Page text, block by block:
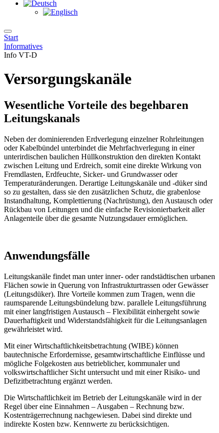
Start
Informatives
Info VT-D
Versorgungs­kanäle
Wesentliche Vorteile des begehbaren
Leitungskanals
Neben der dominierenden Erdverlegung einzelner Rohrleitungen
oder Kabelbündel unterbindet die Mehrfachverlegung in einer
unterirdischen baulichen Hüllkonstruktion den direkten Kontakt
zwischen Leitung und Erdreich, somit eine direkte Wirkung von
Fremdlasten, Erdfeuchte, Sicker- und Grundwasser oder
Temperaturänderungen. Derartige Leitungskanäle und -dükersind
so zu gestalten, dass sie den zusätzlichen Schutz, die grabenlose
Instandhaltung, Komplettierung (Nachrüstung), den Austausch oder
Rückbau von Leitungen und die einfache Revisionierbarkeit aller
Anlagenteile über die gesamte Nutzungsdauer ermöglichen.
Anwendungs­fälle
Leitungskanäle findet man unter inner- oder randstädtischen urbanen
Flächen sowie in Querung von Infrastrukturtrassen oder Gewässer
(Leitungsdüker). Ihre Vorteile kommen zum Tragen, wenn die
raumsparende Leitungsbündelung bzw. parallele Leitungsführung
mit einer langfristigen Austausch – Flexibilität einhergeht sowie
Dauerhaftigkeit und Widerstandsfähigkeit für die Leitungsanlagen
gewährleistet wird.
Mit einer Wirtschaftlichkeitsbetrachtung (WIBE) können
bautechnische Erfordernisse, gesamtwirtschaftliche Einflüsse und
mögliche Folgekosten aus betrieblicher, kommunaler und
volkswirtschaftlicher Sicht untersucht und mit einer Risiko- und
Defizitbetrachtung ergänzt werden.
Die Wirtschaftlichkeit im Betrieb der Leitungskanäle wird in der
Regel über eine Einnahmen – Ausgaben – Rechnung bzw.
Kostenträgerrechnung nachgewiesen. Dabei sind direkte und
indirekte Kosten bzw. Kennwerte zu berücksichtigen.